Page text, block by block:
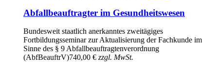
Abfallbeauftragter im Gesundheitswesen
Bundesweit staatlich anerkanntes zweitägiges
Fortbildungsseminar zur Aktualisierung der Fachkunde im
Sinne des § 9 Abfallbeauftragtenverordnung
(AbfBeauftrV)740,00 € zzgl. MwSt.